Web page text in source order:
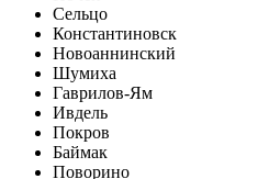
Сельцо
Константиновск
Новоаннинский
Шумиха
Гаврилов-Ям
Ивдель
Покров
Баймак
Поворино